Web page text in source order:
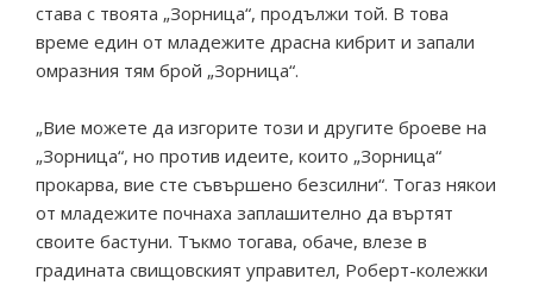
става с твоята „Зорница“, продължи той. В това
време един от младежите драсна кибрит и запали
омразния тям брой „Зорница“.
„Вие можете да изгорите този и другите броеве на
„Зорница“, но против идеите, които „Зорница“
прокарва, вие сте съвършено безсилни“. Тогаз някои
от младежите почнаха заплашително да въртят
своите бастуни. Тъкмо тогава, обаче, влезе в
градината свищовският управител, Роберт-колежки